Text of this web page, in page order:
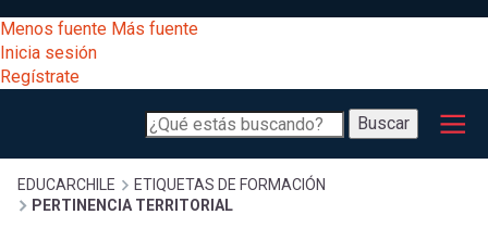
al
contenido
principal
[Educarchile
Escritorio]
Menos fuente Más fuente
Inicia sesión
Regístrate
Buscar
Buscar
Menú
principal
Desarrollo
Expand
Gestión
Sobrescribir
EDUCARCHILE
ETIQUETAS DE FORMACIÓN
PERTINENCIA TERRITORIAL